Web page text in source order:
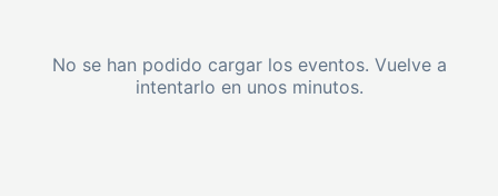
No se han podido cargar los eventos. Vuelve a
intentarlo en unos minutos.